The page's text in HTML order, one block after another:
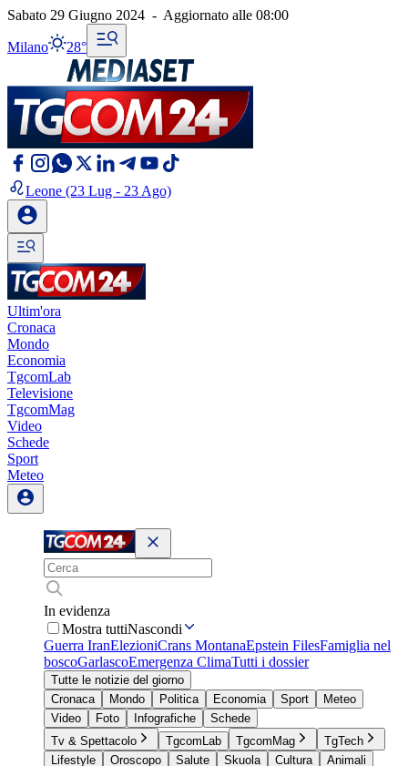
Sabato 29 Giugno 2024 - Aggiornato alle 08:00
Milano 28°
Leone (23 Lug - 23 Ago)
Ultim'ora
Cronaca
Mondo
Economia
TgcomLab
Televisione
TgcomMag
Video
Schede
Sport
Meteo
In evidenza
Mostra tuttiNascondi
Guerra IranElezioniCrans MontanaEpstein FilesFamiglia nel
boscoGarlascoEmergenza ClimaTutti i dossier
Tutte le notizie del giorno
Cronaca
Mondo Politica Economia Sport
Meteo
Video
Foto Infografiche
Schede
Tv & Spettacolo
TgcomLab TgcomMag
TgTech
Lifestyle
Oroscopo Salute Skuola Cultura
Animali